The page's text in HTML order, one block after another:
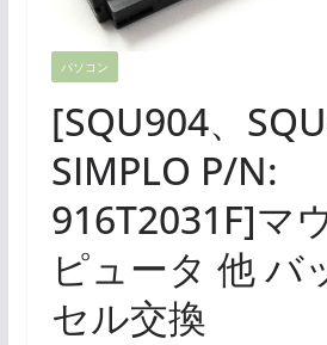
パソコン
[SQU904、
SIMPLO P/N:
916T2031F]マ
ピュータ 他 バ
セル交換